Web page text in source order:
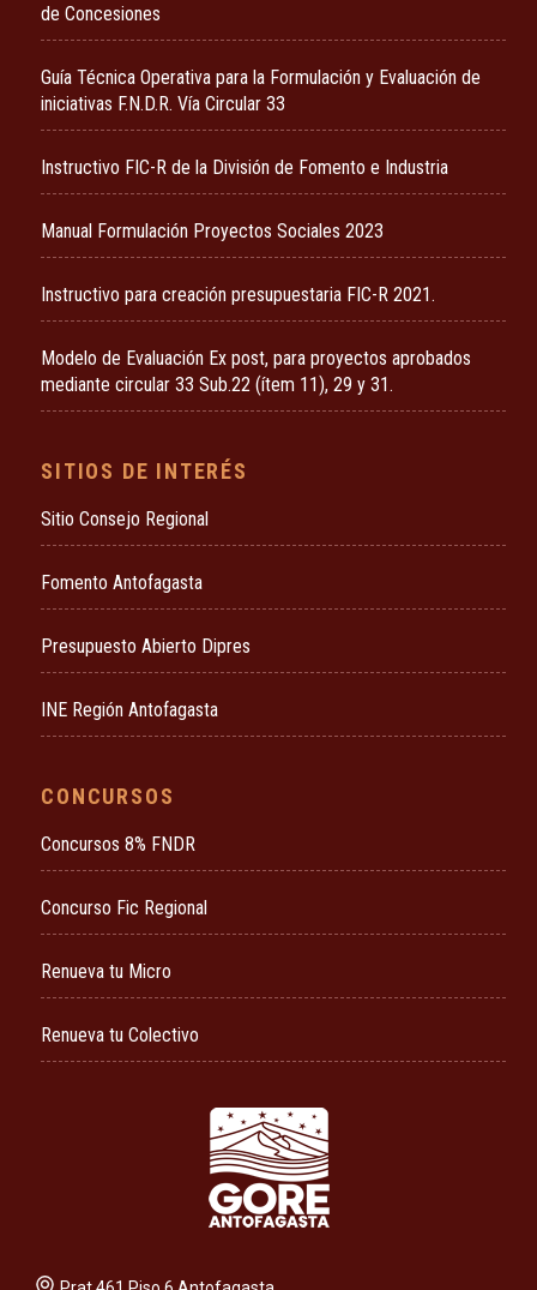
de Concesiones
Guía Técnica Operativa para la Formulación y Evaluación de
iniciativas F.N.D.R. Vía Circular 33
Instructivo FIC-R de la División de Fomento e Industria
Manual Formulación Proyectos Sociales 2023
Instructivo para creación presupuestaria FIC-R 2021.
Modelo de Evaluación Ex post, para proyectos aprobados
mediante circular 33 Sub.22 (ítem 11), 29 y 31.
SITIOS DE INTERÉS
Sitio Consejo Regional
Fomento Antofagasta
Presupuesto Abierto Dipres
INE Región Antofagasta
CONCURSOS
Concursos 8% FNDR
Concurso Fic Regional
Renueva tu Micro
Renueva tu Colectivo